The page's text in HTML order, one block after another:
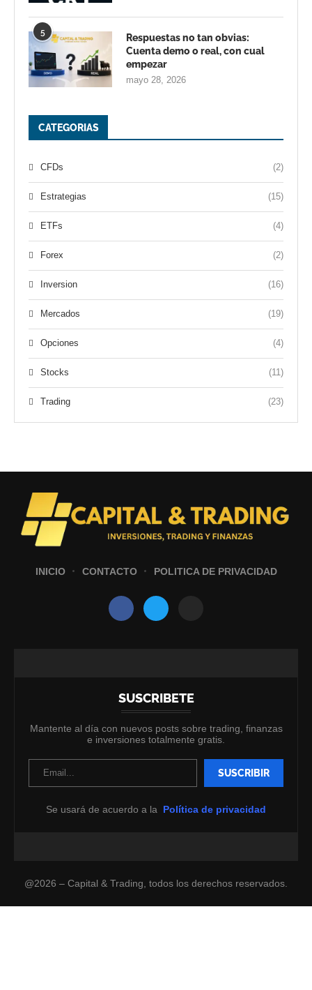
5
Respuestas no tan obvias:
Cuenta demo o real, con cual
empezar
mayo 28, 2026
CATEGORIAS
CFDs (2)
Estrategias (15)
ETFs (4)
Forex (2)
Inversion (16)
Mercados (19)
Opciones (4)
Stocks (11)
Trading (23)
INICIO CONTACTO POLITICA DE PRIVACIDAD
SUSCRIBETE
Mantente al día con nuevos posts sobre trading, finanzas
e inversiones totalmente gratis.
Se usará de acuerdo a la Política de privacidad
@2026 – Capital & Trading, todos los derechos reservados.